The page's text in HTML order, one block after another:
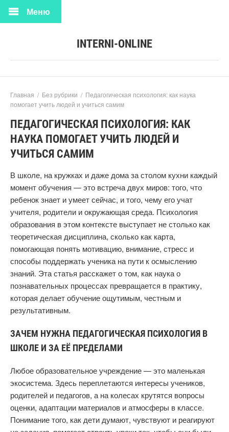
INTERNI-ONLINE
Меню
Главная / Без рубрики / Педагогическая психология: как наука
помогает учить людей и учиться самим
ПЕДАГОГИЧЕСКАЯ ПСИХОЛОГИЯ: КАК
НАУКА ПОМОГАЕТ УЧИТЬ ЛЮДЕЙ И
УЧИТЬСЯ САМИМ
В школе, на кружках и даже дома за столом кухни каждый
момент обучения — это встреча двух миров: того, что
ребенок знает и умеет сейчас, и того, чему его учат
учителя, родители и окружающая среда. Психология
образования в этом контексте выступает не столько как
теоретическая дисциплина, сколько как карта,
помогающая понять мотивацию, внимание, стресс и
способы поддержать ученика на пути к осмыслению
знаний. Эта статья расскажет о том, как наука о
познавательных процессах превращается в практику,
которая делает обучение ощутимым, честным и
результативным.
ЗАЧЕМ НУЖНА ПЕДАГОГИЧЕСКАЯ ПСИХОЛОГИЯ В
ШКОЛЕ И ЗА ЕЁ ПРЕДЕЛАМИ
Любое образовательное учреждение — это маленькая
экосистема. Здесь переплетаются интересы учеников,
родителей и педагогов, а на колесах крутятся вопросы
оценки, адаптации материалов и атмосферы в классе.
Понимание того, как дети думают, чувствуют и реагируют